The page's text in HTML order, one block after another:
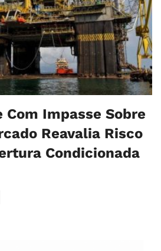
Com Impasse Sobre
Reavalia Risco
Condicionada